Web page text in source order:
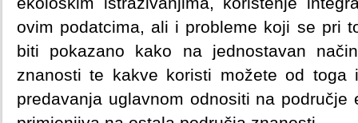
ovim podatcima, ali i probleme koji se pri
biti pokazano kako na jednostavan
znanosti te kakve koristi možete od
predavanja uglavnom odnositi na